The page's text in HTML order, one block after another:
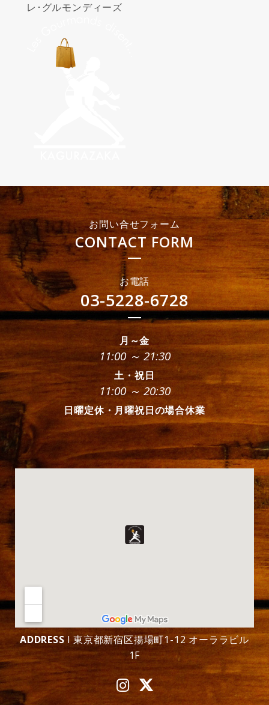
レ･グルモンディーズ
お問い合せフォーム
CONTACT FORM
お電話
03-5228-6728
月～金
11:00 ～ 21:30
土・祝日
11:00 ～ 20:30
日曜定休・月曜祝日の場合休業
ADDRESS l 東京都新宿区揚場町1-12 オーララビル
1F